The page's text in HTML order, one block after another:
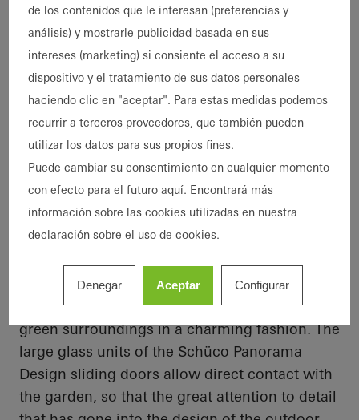
Edificio inteligente
Ubicación
Borken, Germany
Finalización
2021
Arquitectos
Hetkamp Architektur
Empresa
especializada
Alubau Puhlmann GmbH &
Co.KG
Créditos de las
imágenes
Christian Eblenkamp
Transparent design – even across
corners
The building's natural materials allow the
impressive design to integrate into its lush
green surroundings in a charming fashion. The
large glass units of the Schüco Panorama
Design sliding doors allow direct contact with
the garden, so that the great attention to detail
de los contenidos que le interesan (preferencias y
análisis) y mostrarle publicidad basada en sus
intereses (marketing) si consiente el acceso a su
dispositivo y el tratamiento de sus datos personales
haciendo clic en "aceptar". Para estas medidas podemos
recurrir a terceros proveedores, que también pueden
utilizar los datos para sus propios fines.
Puede cambiar su consentimiento en cualquier momento
con efecto para el futuro aquí. Encontrará más
información sobre las cookies utilizadas en nuestra
declaración sobre el uso de cookies.
Denegar Aceptar Configurar